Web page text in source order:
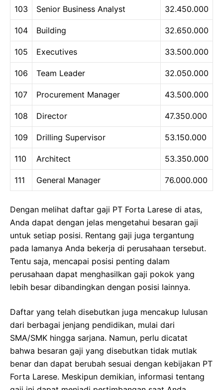
103 Senior Business Analyst 32.450.000
104 Building 32.650.000
105 Executives 33.500.000
106 Team Leader 32.050.000
107 Procurement Manager 43.500.000
108 Director 47.350.000
109 Drilling Supervisor 53.150.000
110 Architect 53.350.000
111 General Manager 76.000.000
Dengan melihat daftar gaji PT Forta Larese di atas,
Anda dapat dengan jelas mengetahui besaran gaji
untuk setiap posisi. Rentang gaji juga tergantung
pada lamanya Anda bekerja di perusahaan tersebut.
Tentu saja, mencapai posisi penting dalam
perusahaan dapat menghasilkan gaji pokok yang
lebih besar dibandingkan dengan posisi lainnya.
Daftar yang telah disebutkan juga mencakup lulusan
dari berbagai jenjang pendidikan, mulai dari
SMA/SMK hingga sarjana. Namun, perlu dicatat
bahwa besaran gaji yang disebutkan tidak mutlak
benar dan dapat berubah sesuai dengan kebijakan PT
Forta Larese. Meskipun demikian, informasi tentang